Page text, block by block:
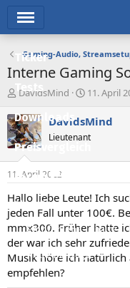
Ticker
Tests
Downloads
Preisvergleich
Forum
Aktuelles
Empfohlene Inhalte
Neue Beiträge
Neueste Aktivitäten
Gaming-Audio,
Interne Gaming
E
s
t
e
e
r
DavidsMind
E
s
e
t
a
m
11. April
DavidsMind
Lieutenant
11. April 2022
Hallo liebe Leute! Ich
jeden Fall unter 100€.
mmx300. Früher hatte
der war ich sehr
Musik höre ich
empfehlen?